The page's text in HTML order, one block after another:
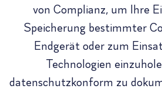
von Complianz, um Ihre
Speicherung bestimmter
Endgerät oder zum
Technologien
datenschutzkonform zu